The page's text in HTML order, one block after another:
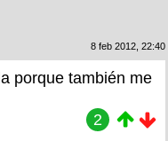
8 feb 2012, 22:40
porque también me
2